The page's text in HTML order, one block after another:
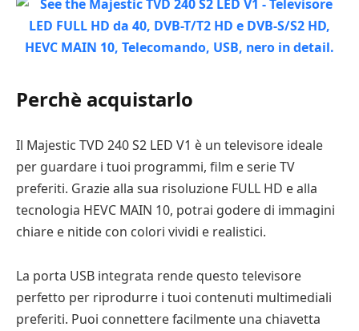
Perchè acquistarlo
Il Majestic TVD 240 S2 LED V1 è un televisore ideale
per guardare i tuoi programmi, film e serie TV
preferiti. Grazie alla sua risoluzione FULL HD e alla
tecnologia HEVC MAIN 10, potrai godere di immagini
chiare e nitide con colori vividi e realistici.
La porta USB integrata rende questo televisore
perfetto per riprodurre i tuoi contenuti multimediali
preferiti. Puoi connettere facilmente una chiavetta